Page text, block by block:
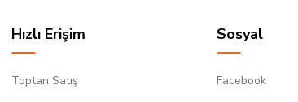
Hızlı Erişim
Toptan Satış
Sosyal
Facebook